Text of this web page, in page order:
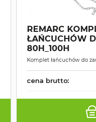
REMARC
ŁAŃCUCHÓW
80H_100H
Komplet łańcuchów do
cena brutto: